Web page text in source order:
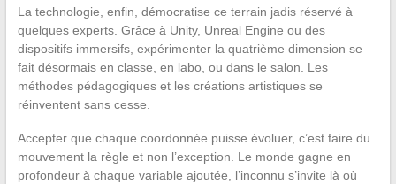
La technologie, enfin, démocratise ce terrain jadis réservé à
quelques experts. Grâce à Unity, Unreal Engine ou des
dispositifs immersifs, expérimenter la quatrième dimension se
fait désormais en classe, en labo, ou dans le salon. Les
méthodes pédagogiques et les créations artistiques se
réinventent sans cesse.
Accepter que chaque coordonnée puisse évoluer, c’est faire du
mouvement la règle et non l’exception. Le monde gagne en
profondeur à chaque variable ajoutée, l’inconnu s’invite là où